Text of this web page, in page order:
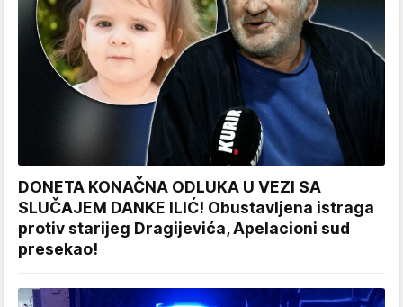
DONETA KONAČNA ODLUKA U VEZI SA
SLUČAJEM DANKE ILIĆ! Obustavljena istraga
protiv starijeg Dragijevića, Apelacioni sud
presekao!